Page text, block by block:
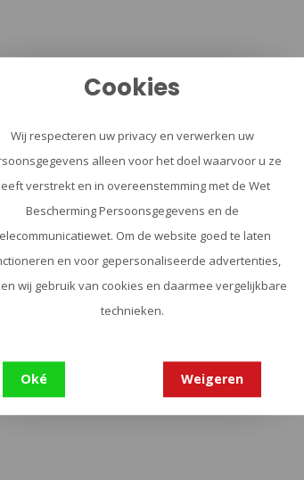
Cookies
Wij respecteren uw privacy en verwerken uw
alleen voor het doel waarvoor u ze
verstrekt en in overeenstemming met de Wet
Bescherming Persoonsgegevens en de
Om de website goed te laten
en voor gepersonaliseerde advertenties,
wij gebruik van cookies en daarmee vergelijkbare
technieken.
Oké Weigeren